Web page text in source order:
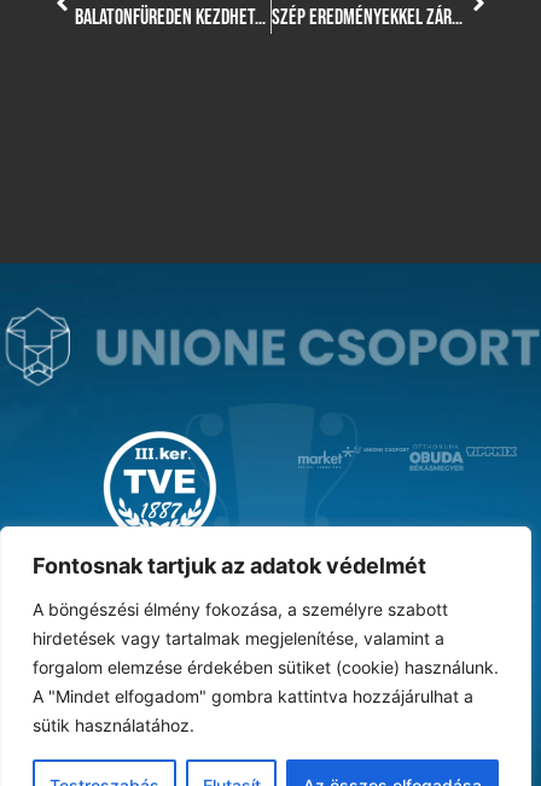
Fontosnak tartjuk az adatok védelmét
A böngészési élmény fokozása, a személyre szabott
hirdetések vagy tartalmak megjelenítése, valamint a
forgalom elemzése érdekében sütiket (cookie) használunk.
A "Mindet elfogadom" gombra kattintva hozzájárulhat a
sütik használatához.
BALATONFÜREDEN KEZDHETJÜK MEG AZ ŐSZI HAJRÁT SZÉP EREDMÉNYEKKEL ZÁRTÁK ATLÉTÁINK AZ IDÉNY UTOLSÓ ELŐTTI VERSENYÉT
MAGYAR KUPA GYŐZTES ‘31
DOKUMENTUMTÁRARCHÍVUMKARRIERSAJTÓTAOBESZÁMOLÓK
Adatvédelmi nyilatkozatVásárlási feltételekSüti tájékoztatóÁSZF